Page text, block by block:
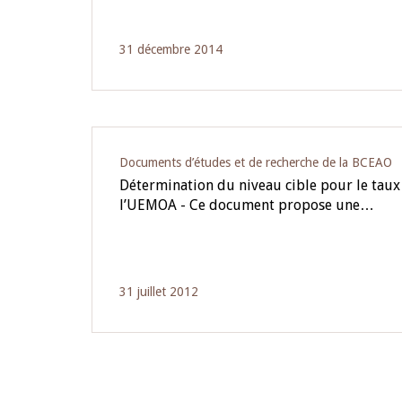
31 décembre 2014
Documents d’études et de recherche de la BCEAO
Détermination du niveau cible pour le
l’UEMOA - Ce document propose une…
31 juillet 2012